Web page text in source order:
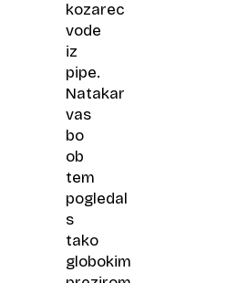
kozarec
vode
iz
pipe.
Natakar
vas
bo
ob
tem
pogledal
s
tako
globokim